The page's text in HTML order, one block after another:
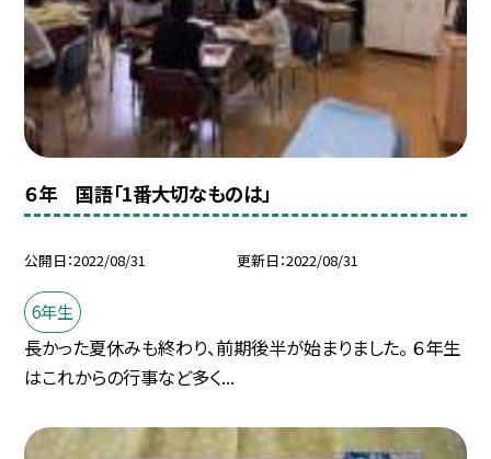
６年 国語「1番大切なものは」
公開日 2022/08/31 更新日 2022/08/31
6年生
長かった夏休みも終わり、前期後半が始まりました。 ６年生
はこれからの行事など多く...